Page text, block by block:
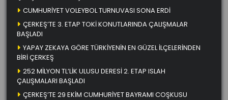
CUMHURİYET VOLEYBOL TURNUVASI SONA ERDİ
ÇERKEŞ’TE 3. ETAP TOKİ KONUTLARINDA ÇALIŞMALAR
BAŞLADI
YAPAY ZEKAYA GÖRE TÜRKİYENİN EN GÜZEL İLÇELERİNDEN
BİRİ ÇERKEŞ
252 MİLYON TL’LİK ULUSU DERESİ 2. ETAP ISLAH
ÇALIŞMALARI BAŞLADI
ÇERKEŞ’TE 29 EKİM CUMHURİYET BAYRAMI COŞKUSU